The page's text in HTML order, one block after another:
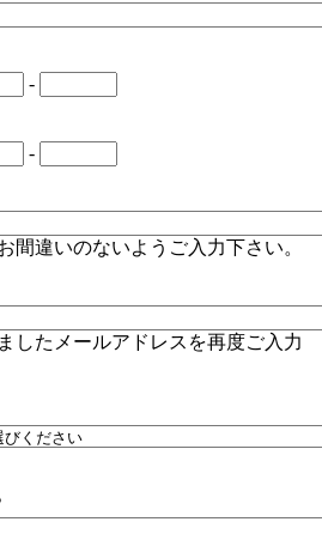
-
-
間違いのないようご入力下さい。
したメールアドレスを再度ご入力